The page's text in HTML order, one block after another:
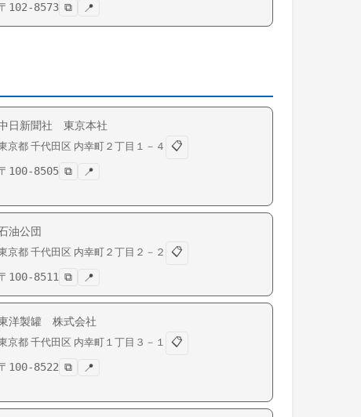
102-8573 ⧉ 📍
日新聞社 東京本社
京都 千代田区 内幸町 ２丁目１－４
📋
100-8505 ⧉ 📍
油公団
京都 千代田区 内幸町 ２丁目２－２
📋
100-8511 ⧉ 📍
洋製罐 株式会社
京都 千代田区 内幸町 １丁目３－１
📋
100-8522 ⧉ 📍